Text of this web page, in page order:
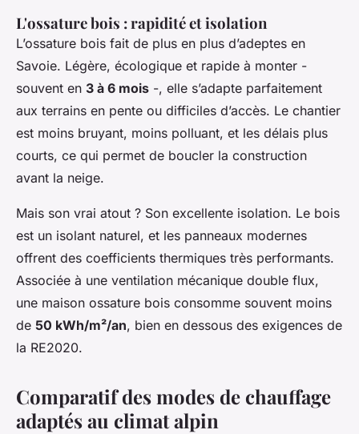
L'ossature bois : rapidité et isolation
L’ossature bois fait de plus en plus d’adeptes en
Savoie. Légère, écologique et rapide à monter -
souvent en 3 à 6 mois -, elle s’adapte parfaitement
aux terrains en pente ou difficiles d’accès. Le chantier
est moins bruyant, moins polluant, et les délais plus
courts, ce qui permet de boucler la construction
avant la neige.
Mais son vrai atout ? Son excellente isolation. Le bois
est un isolant naturel, et les panneaux modernes
offrent des coefficients thermiques très performants.
Associée à une ventilation mécanique double flux,
une maison ossature bois consomme souvent moins
de 50 kWh/m²/an, bien en dessous des exigences de
la RE2020.
Comparatif des modes de chauffage
adaptés au climat alpin